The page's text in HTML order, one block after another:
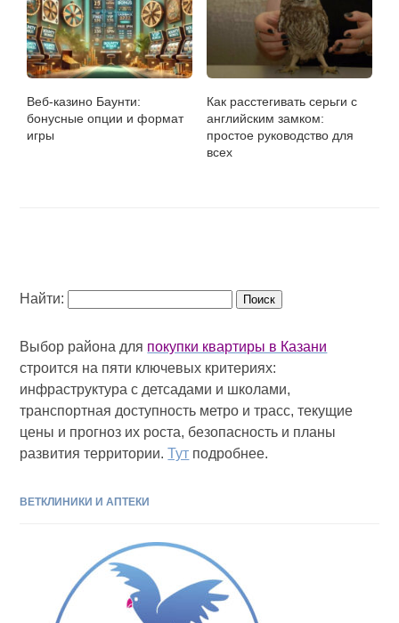
Веб-казино Баунти:
бонусные опции и формат
игры
Как расстегивать серьги с
английским замком:
простое руководство для
всех
Найти:
Выбор района для покупки квартиры в Казани
строится на пяти ключевых критериях:
инфраструктура с детсадами и школами,
транспортная доступность метро и трасс, текущие
цены и прогноз их роста, безопасность и планы
развития территории.Тут подробнее.
ВЕТКЛИНИКИ И АПТЕКИ